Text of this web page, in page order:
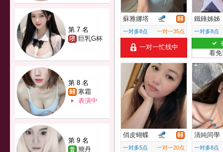
第 7 名
巨乳G杯
第 8 名
寒霜
表演中
第 9 名
簡丹
蘇雅娜塔
一对多8点 一对一35点
一对一忙线中
鐵錘姊姊
一对多8点
看
俏皮蝴蝶
一对多5点 一对一20点
清純同學
一对多8点